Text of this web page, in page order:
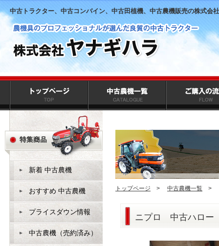
中古トラクター、中古コンバイン、中古田植機、中古農機販売の株式会
トップページ > 中古農機一覧 >
ニプロ 中古ハ
新着 中古農機
おすすめ 中古農機
プライスダウン情報
中古農機（売約済み）